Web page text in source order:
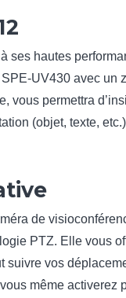
ses hautes
UV430 avec un
vous permettra
(objet, texte,
de
PTZ. Elle vous
suivre vos
même activerez